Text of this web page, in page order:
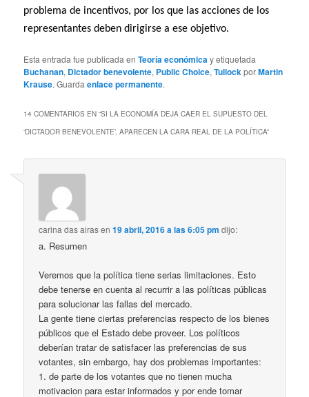
problema de incentivos, por los que las acciones de los
representantes deben dirigirse a ese objetivo.
Esta entrada fue publicada enTeoría económica y etiquetada
Buchanan, Dictador benevolente, Public Choice,Tullock porMartin
Krause. Guardaenlace permanente.
14 COMENTARIOS EN “SI LA ECONOMÍA DEJA CAER EL SUPUESTO DEL
‘DICTADOR BENEVOLENTE’, APARECEN LA CARA REAL DE LA POLÍTICA”
carina das airasen19 abril, 2016 a las 6:05 pm dijo:
a. Resumen
Veremos que la política tiene serias limitaciones. Esto
debe tenerse en cuenta al recurrir a las políticas públicas
para solucionar las fallas del mercado.
La gente tiene ciertas preferencias respecto de los bienes
públicos que el Estado debe proveer. Los políticos
deberían tratar de satisfacer las preferencias de sus
votantes, sin embargo, hay dos problemas importantes:
1. de parte de los votantes que no tienen mucha
motivacion para estar informados y por ende tomar